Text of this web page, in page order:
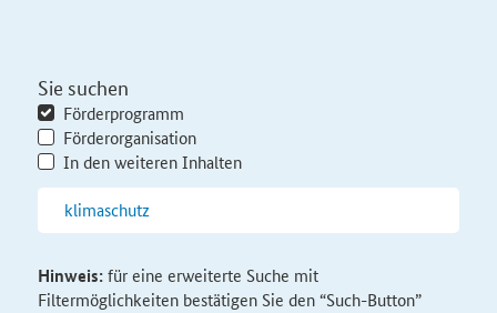
Sie suchen
Förderprogramm
Förderorganisation
In den weiteren Inhalten
Hinweis:für eine erweiterte Suche mit
Filtermöglichkeiten bestätigen Sie den “Such-Button”